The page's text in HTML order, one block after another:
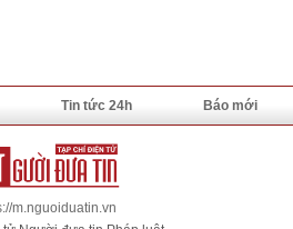
Tin tức 24h Báo mới
m.nguoiduatin.vn